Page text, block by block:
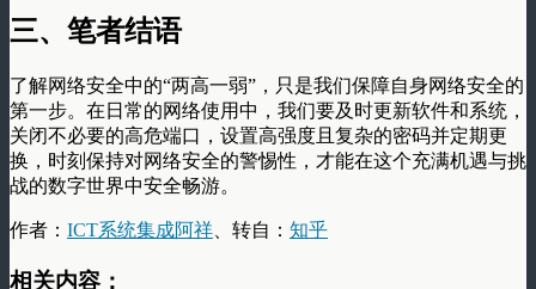
三、笔者结语
了解网络安全中的“两高一弱”，只是我们保障自身网络安全的
第一步。在日常的网络使用中，我们要及时更新软件和系统，
关闭不必要的高危端口，设置高强度且复杂的密码并定期更
换，时刻保持对网络安全的警惕性，才能在这个充满机遇与挑
战的数字世界中安全畅游。
作者： ICT系统集成阿祥 、转自： 知乎
相关内容：